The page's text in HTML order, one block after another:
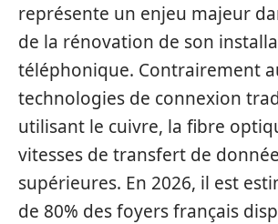
représente un enjeu majeur
de la rénovation de son
téléphonique. Contrairement
technologies de connexion
utilisant le cuivre, la fibre
vitesses de transfert de
supérieures. En 2026, il est
de 80% des foyers français